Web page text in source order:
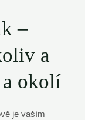
–
a
okolí
je vaším